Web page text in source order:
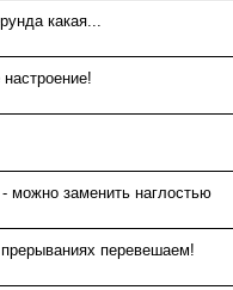
какая...
можно заменить наглостью
перевешаем!